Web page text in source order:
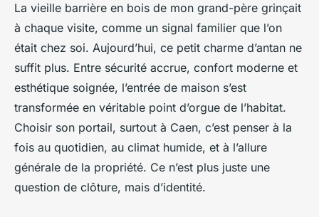
La vieille barrière en bois de mon grand-père grinçait
à chaque visite, comme un signal familier que l’on
était chez soi. Aujourd’hui, ce petit charme d’antan ne
suffit plus. Entre sécurité accrue, confort moderne et
esthétique soignée, l’entrée de maison s’est
transformée en véritable point d’orgue de l’habitat.
Choisir son portail, surtout à Caen, c’est penser à la
fois au quotidien, au climat humide, et à l’allure
générale de la propriété. Ce n’est plus juste une
question de clôture, mais d’identité.